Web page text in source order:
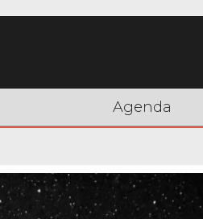
Agenda